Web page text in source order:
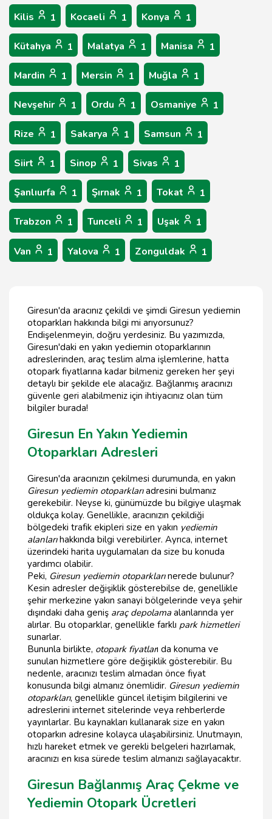
Kilis 1 Kocaeli 1 Konya 1
Kütahya 1 Malatya 1 Manisa 1
Mardin 1 Mersin 1 Muğla 1
Nevşehir 1 Ordu 1 Osmaniye 1
Rize 1 Sakarya 1 Samsun 1
Siirt 1 Sinop 1 Sivas 1
Şanlıurfa 1 Şırnak 1 Tokat 1
Trabzon 1 Tunceli 1 Uşak 1
Van 1 Yalova 1 Zonguldak 1
Giresun'da aracınız çekildi ve şimdi Giresun yediemin
otoparkları hakkında bilgi mi arıyorsunuz?
Endişelenmeyin, doğru yerdesiniz. Bu yazımızda,
Giresun'daki en yakın yediemin otoparklarının
adreslerinden, araç teslim alma işlemlerine, hatta
otopark fiyatlarına kadar bilmeniz gereken her şeyi
detaylı bir şekilde ele alacağız. Bağlanmış aracınızı
güvenle geri alabilmeniz için ihtiyacınız olan tüm
bilgiler burada!
Giresun En Yakın Yediemin
Otoparkları Adresleri
Giresun'da aracınızın çekilmesi durumunda, en yakın
Giresun yediemin otoparklarıadresini bulmanız
gerekebilir. Neyse ki, günümüzde bu bilgiye ulaşmak
oldukça kolay. Genellikle, aracınızın çekildiği
bölgedeki trafik ekipleri size en yakın yediemin
alanlarıhakkında bilgi verebilirler. Ayrıca, internet
üzerindeki harita uygulamaları da size bu konuda
yardımcı olabilir.
Peki, Giresun yediemin otoparklarınerede bulunur?
Kesin adresler değişiklik gösterebilse de, genellikle
şehir merkezine yakın sanayi bölgelerinde veya şehir
dışındaki daha geniş araç depolamaalanlarında yer
alırlar. Bu otoparklar, genellikle farklı park hizmetleri
sunarlar.
Bununla birlikte, otopark fiyatları da konuma ve
sunulan hizmetlere göre değişiklik gösterebilir. Bu
nedenle, aracınızı teslim almadan önce fiyat
konusunda bilgi almanız önemlidir. Giresun yediemin
otoparkları, genellikle güncel iletişim bilgilerini ve
adreslerini internet sitelerinde veya rehberlerde
yayınlarlar. Bu kaynakları kullanarak size en yakın
otoparkın adresine kolayca ulaşabilirsiniz. Unutmayın,
hızlı hareket etmek ve gerekli belgeleri hazırlamak,
aracınızı en kısa sürede teslim almanızı sağlayacaktır.
Giresun Bağlanmış Araç Çekme ve
Yediemin Otopark Ücretleri